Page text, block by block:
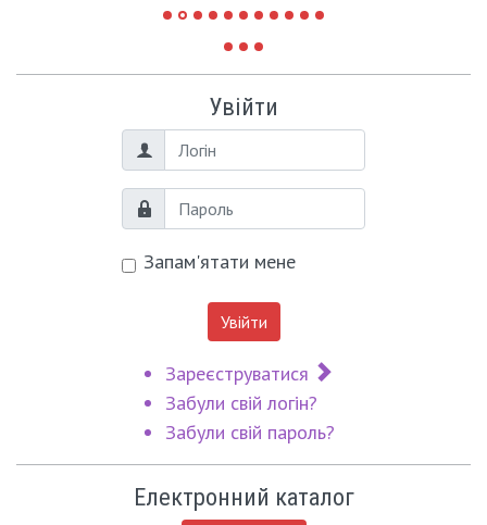
Увійти
Логін
Пароль
Запам'ятати мене
Увійти
Зареєструватися
Забули свій логін?
Забули свій пароль?
Електронний каталог